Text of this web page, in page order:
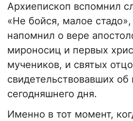
Архиепископ вспомнил
«Не бойся, малое
напомнил о вере
мироносиц и первых
мучеников, и святых
свидетельствовавших об
сегодняшнего дня.
Именно в тот момент,